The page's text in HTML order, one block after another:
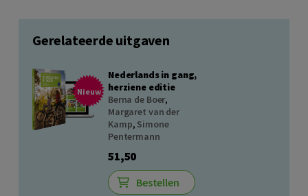
Gerelateerde uitgaven
Nieuw
Nederlands in gang,
herziene editie
Berna de Boer,
Margaret van der
Kamp, Simone
Pentermann
51,50
Bestellen